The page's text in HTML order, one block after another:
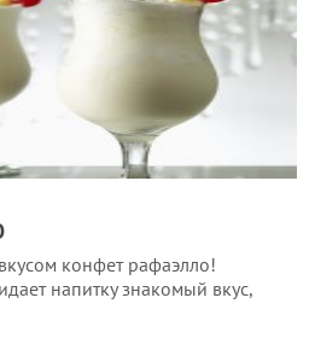
конфет рафаэлло!
напитку знакомый вкус,